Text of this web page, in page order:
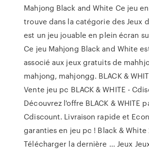
Mahjong Black and White Ce jeu
trouve dans la catégorie des Jeux
est un jeu jouable en plein écran
Ce jeu Mahjong Black and White
associé aux jeux gratuits de
mahjong, mahjongg. BLACK &
Vente jeu pc BLACK & WHITE -
Découvrez l'offre BLACK & WHITE
Cdiscount. Livraison rapide et
garanties en jeu pc ! Black &
Télécharger la dernière ... Jeux